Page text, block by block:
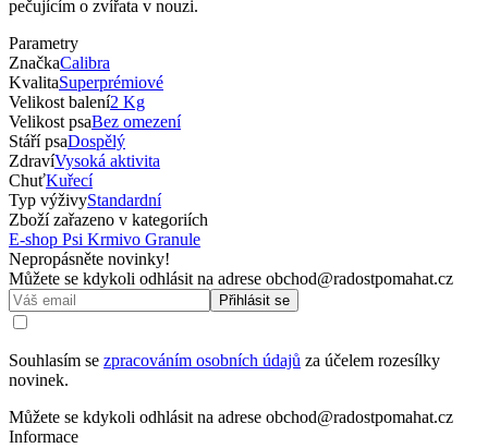
pečujícím o zvířata v nouzi.
Parametry
ZnačkaCalibra
KvalitaSuperprémiové
Velikost balení2 Kg
Velikost psaBez omezení
Stáří psaDospělý
ZdravíVysoká aktivita
ChuťKuřecí
Typ výživyStandardní
Zboží zařazeno v kategoriích
E-shop Psi Krmivo Granule
Nepropásněte novinky!
Můžete se kdykoli odhlásit na adrese obchod@radostpomahat.cz
Přihlásit se
Souhlasím se zpracováním osobních údajů za účelem rozesílky
novinek.
Můžete se kdykoli odhlásit na adrese obchod@radostpomahat.cz
Informace